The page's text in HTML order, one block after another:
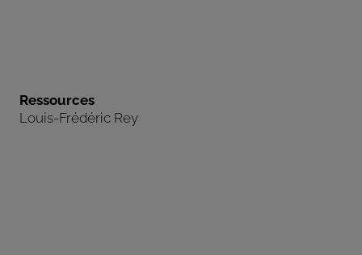
Ressources
Louis-Frédéric Rey